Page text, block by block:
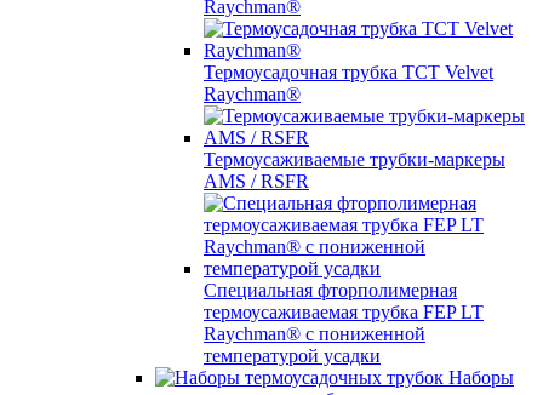
Raychman®
Термоусадочная трубка TCT Velvet
Raychman®
Термоусаживаемые трубки-маркеры
AMS / RSFR
Специальная фторполимерная
термоусаживаемая трубка FEP LT
Raychman® с пониженной
температурой усадки
Наборы